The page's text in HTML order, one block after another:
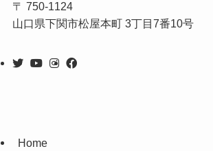
〒 750-1124
山口県下関市松屋本町 3丁目7番10号
Home